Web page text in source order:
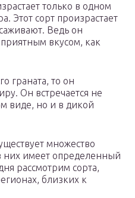
только в одном
Этот сорт произрастает
Ведь он
вкусом, как
граната, то он
Он встречается не
виде, но и в дикой
множество
них имеет определенный
рассмотрим сорта,
близких к